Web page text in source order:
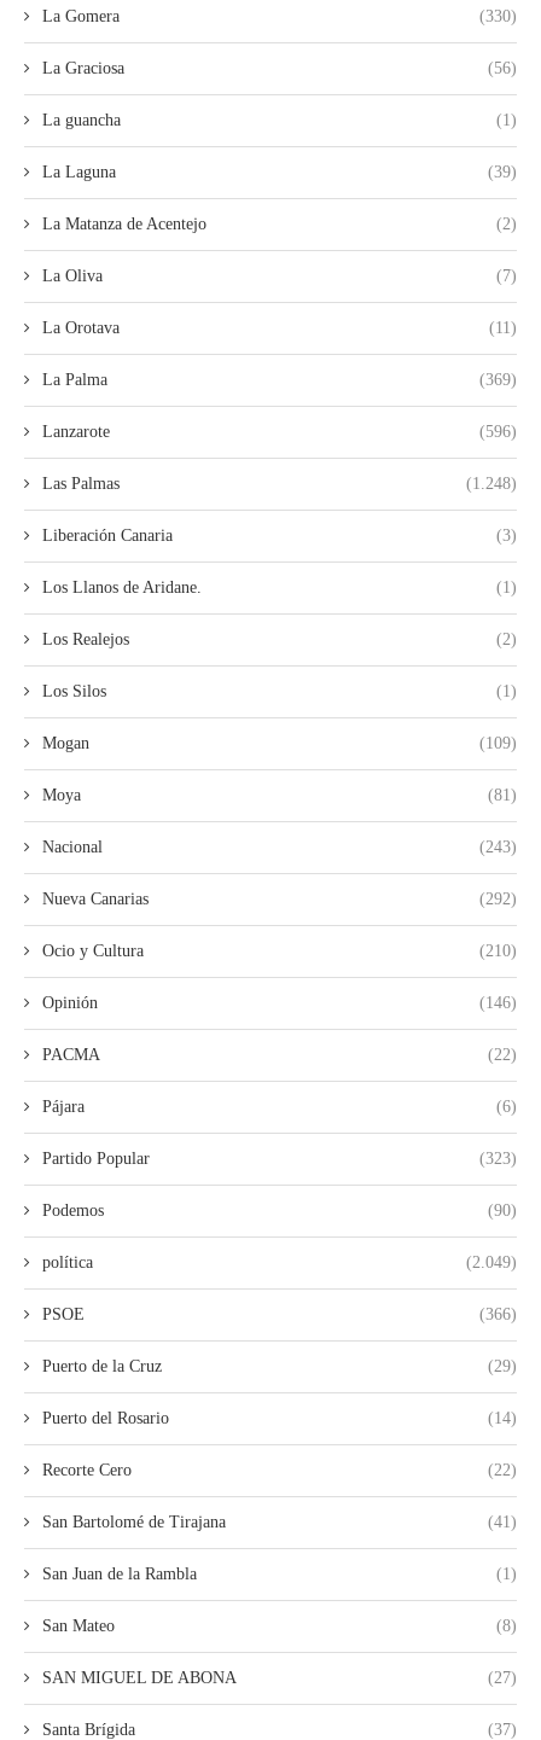
La Gomera (330)
La Graciosa (56)
La guancha (1)
La Laguna (39)
La Matanza de Acentejo (2)
La Oliva (7)
La Orotava (11)
La Palma (369)
Lanzarote (596)
Las Palmas (1.248)
Liberación Canaria (3)
Los Llanos de Aridane. (1)
Los Realejos (2)
Los Silos (1)
Mogan (109)
Moya (81)
Nacional (243)
Nueva Canarias (292)
Ocio y Cultura (210)
Opinión (146)
PACMA (22)
Pájara (6)
Partido Popular (323)
Podemos (90)
política (2.049)
PSOE (366)
Puerto de la Cruz (29)
Puerto del Rosario (14)
Recorte Cero (22)
San Bartolomé de Tirajana (41)
San Juan de la Rambla (1)
San Mateo (8)
SAN MIGUEL DE ABONA (27)
Santa Brígida (37)